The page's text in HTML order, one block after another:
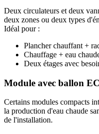
Deux circulateurs et deux
deux zones ou deux types
Idéal pour :
Plancher chauffant +
Chauffage + eau
Deux étages avec
Module avec ballon
Certains modules compacts
la production d'eau chaude
de l'installation.